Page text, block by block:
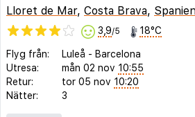
Lloret de Mar, Costa Brava,
3,9/5 18°C
Flyg från: Luleå - Barcelona
Utresa:
mån 02 nov 10:55
Retur:
tor 05 nov 10:20
Nätter:
3